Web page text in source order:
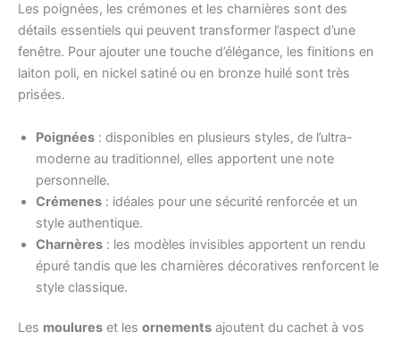
Les poignées, les crémones et les charnières sont des
détails essentiels qui peuvent transformer l’aspect d’une
fenêtre. Pour ajouter une touche d’élégance, les finitions en
laiton poli, en nickel satiné ou en bronze huilé sont très
prisées.
Poignées : disponibles en plusieurs styles, de l’ultra-
moderne au traditionnel, elles apportent une note
personnelle.
Crémenes : idéales pour une sécurité renforcée et un
style authentique.
Charnères : les modèles invisibles apportent un rendu
épuré tandis que les charnières décoratives renforcent le
style classique.
Les moulures et les ornements ajoutent du cachet à vos